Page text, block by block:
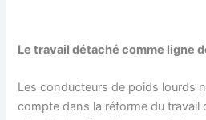
Le travail détaché comme ligne
Les conducteurs de poids lourds
compte dans la réforme du travail